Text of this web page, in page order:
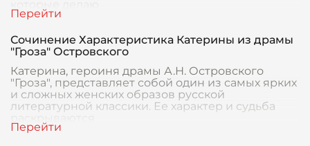
Сочинение Характеристика Катерины из драмы
"Гроза" Островского
Катерина, героиня драмы А.Н. Островского
"Гроза", представляет собой один из самых ярких
и сложных женских образов русской
литературной классики. Ее характер и судьба